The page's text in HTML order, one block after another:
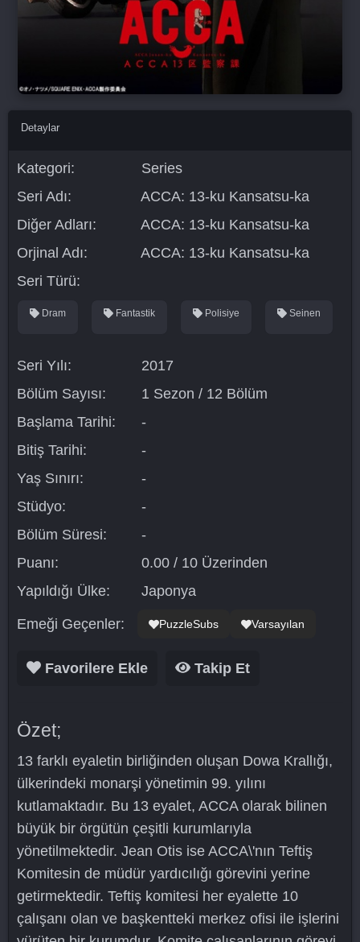
Detaylar
Kategori:
Series
Seri Adı:
ACCA: 13-ku Kansatsu-ka
Diğer Adları:
ACCA: 13-ku Kansatsu-ka
Orjinal Adı:
ACCA: 13-ku Kansatsu-ka
Seri Türü:
Dram Fantastik Polisiye Seinen
Seri Yılı:
2017
Bölüm Sayısı:
1 Sezon / 12 Bölüm
Başlama Tarihi:
-
Bitiş Tarihi:
-
Yaş Sınırı:
-
Stüdyo:
-
Bölüm Süresi:
-
Puanı:
0.00 / 10 Üzerinden
Yapıldığı Ülke:
Japonya
Emeği Geçenler: PuzzleSubs Varsayılan
Favorilere Ekle Takip Et
Özet;
13 farklı eyaletin birliğinden oluşan Dowa Krallığı,
ülkerindeki monarşi yönetimin 99. yılını
kutlamaktadır. Bu 13 eyalet, ACCA olarak bilinen
büyük bir örgütün çeşitli kurumlarıyla
yönetilmektedir. Jean Otis ise ACCA\'nın Teftiş
Komitesin de müdür yardıcılığı görevini yerine
getirmektedir. Teftiş komitesi her eyalette 10
çalışanı olan ve başkentteki merkez ofisi ile işlerini